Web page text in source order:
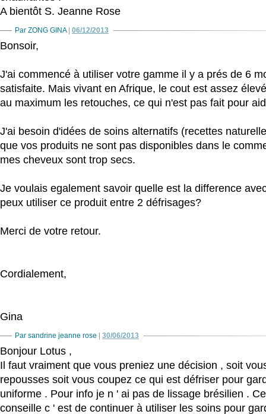
A bientôt S. Jeanne Rose
Par ZONG GINA 06/12/2013
Bonsoir,
J'ai commencé à utiliser votre gamme il y a prés de 6
satisfaite. Mais vivant en Afrique, le cout est assez
au maximum les retouches, ce qui n'est pas fait pour
J'ai besoin d'idées de soins alternatifs (recettes
que vos produits ne sont pas disponibles dans le
mes cheveux sont trop secs.
Je voulais egalement savoir quelle est la difference
peux utiliser ce produit entre 2 défrisages?
Merci de votre retour.
Cordialement,
Gina
Par sandrine jeanne rose 30/06/2013
Bonjour Lotus ,
Il faut vraiment que vous preniez une décision , soit
repousses soit vous coupez ce qui est défriser pour
uniforme . Pour info je n ' ai pas de lissage brésilien .
conseille c ' est de continuer à utiliser les soins pour